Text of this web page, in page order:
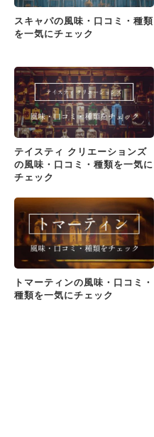
スキャパの風味・口コミ・種類
を一気にチェック
テイスティ クリエーションズ
の風味・口コミ・種類を一気に
チェック
トマーティンの風味・口コミ・
種類を一気にチェック